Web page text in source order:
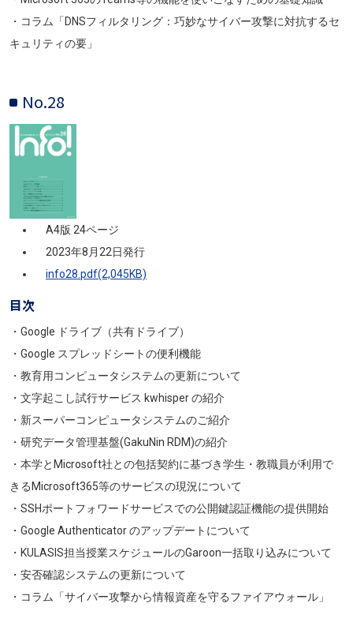
・コラム「DNSフィルタリング：巧妙なサイバー攻撃に対抗するセ
キュリティの要」
No.28
画像
A4版 24ページ
2023年8月22日発行
info28.pdf(2,045KB)
目次
・Google ドライブ（共有ドライブ）
・Google スプレッドシートの便利機能
・教育用コンピュータシステムの更新について
・文字起こし試行サービス kwhisper の紹介
・新スーパーコンピュータシステムのご紹介
・研究データ管理基盤(GakuNin RDM)の紹介
・本学とMicrosoft社との包括契約に基づき学生・教職員が利用で
きるMicrosoft365等のサービスの現況について
・SSHポートフォワードサービスでの公開鍵認証機能の提供開始
・Google Authenticator のアップデートについて
・KULASIS担当授業スケジュールのGaroon一括取り込みについて
・安否確認システムの更新について
・コラム「サイバー攻撃から情報資産を守るファイアウォール」